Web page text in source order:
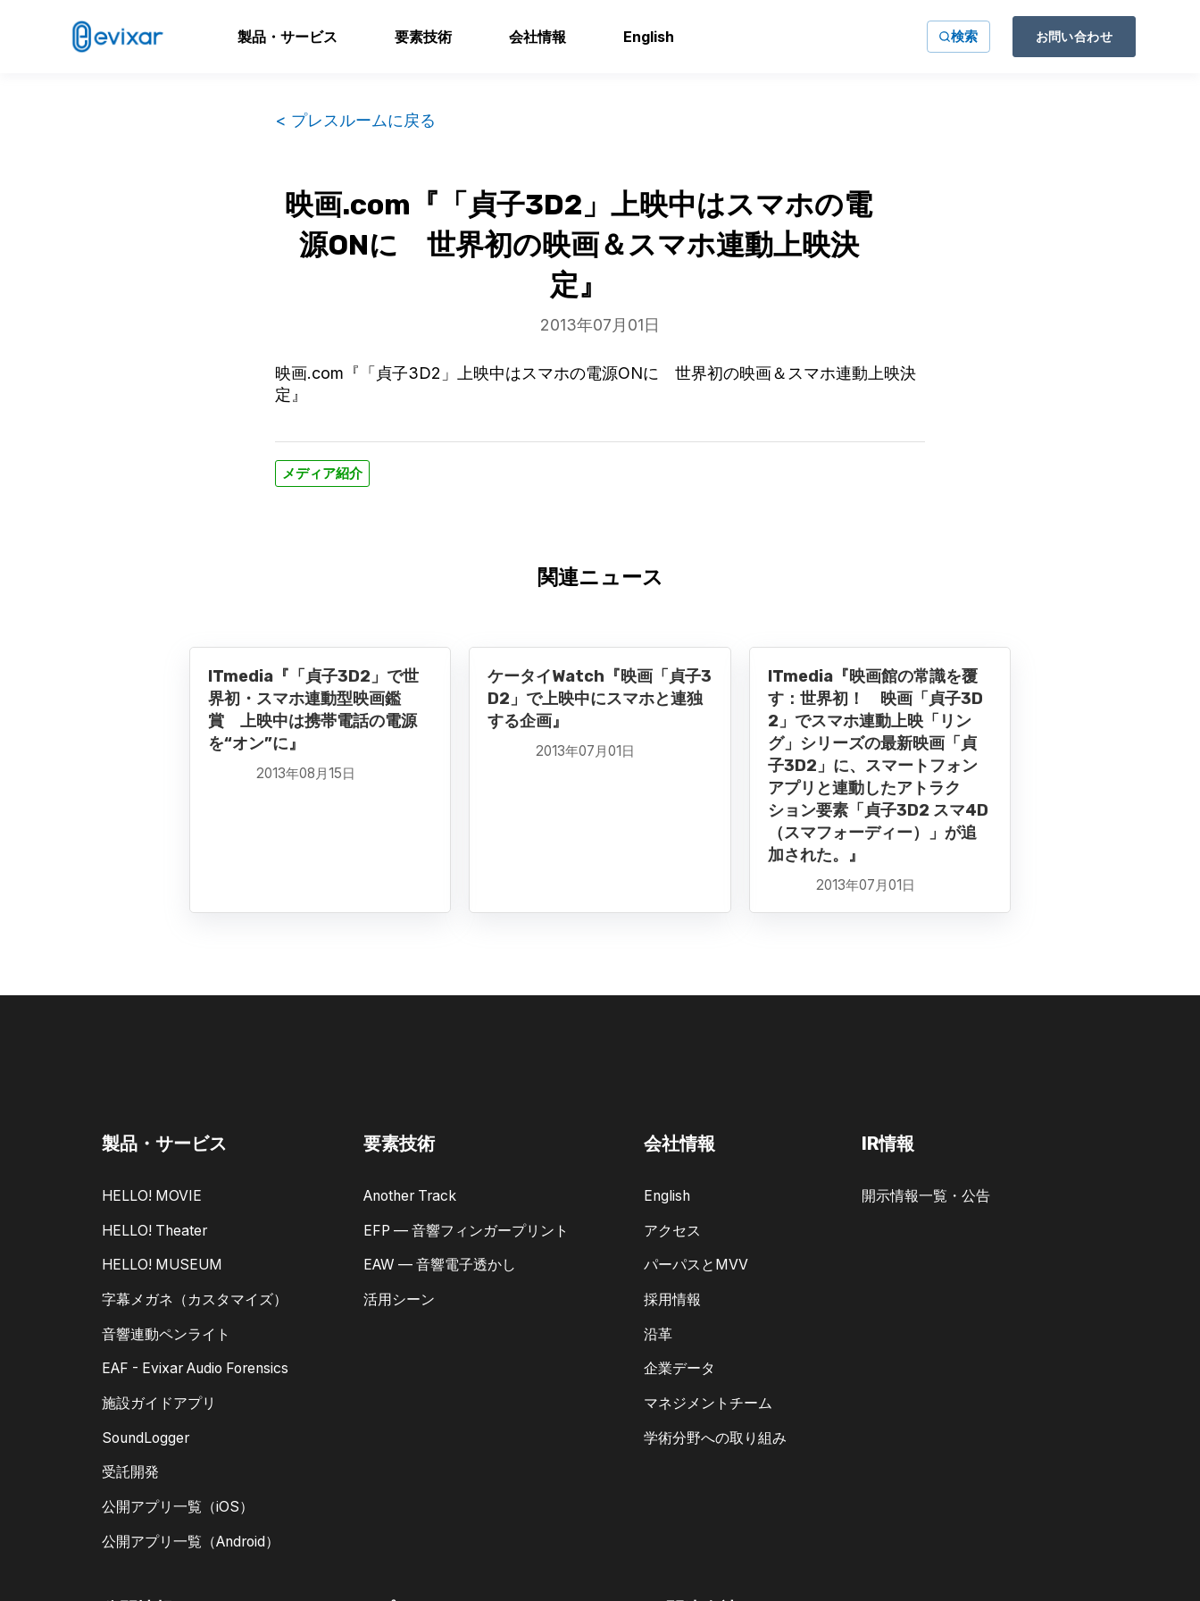
製品・サービス 要素技術 会社情報 English 検索 お問い合わせ
< プレスルームに戻る
映画.com『「貞子3D2」上映中はスマホの電
源ONに 世界初の映画＆スマホ連動上映決
定』
2013年07月01日
映画.com『「貞子3D2」上映中はスマホの電源ONに 世界初の映画＆スマホ連動上映決
定』
メディア紹介
関連ニュース
ITmedia『「貞子3D2」で世
界初・スマホ連動型映画鑑
賞 上映中は携帯電話の電源
を“オン”に』
2013年08月15日
ケータイWatch『映画「貞子3
D2」で上映中にスマホと連独
する企画』
2013年07月01日
ITmedia『映画館の常識を覆
す：世界初！ 映画「貞子3D
2」でスマホ連動上映「リン
グ」シリーズの最新映画「貞
子3D2」に、スマートフォン
アプリと連動したアトラク
ション要素「貞子3D2 スマ4D
（スマフォーディー）」が追
加された。』
2013年07月01日
製品・サービス
HELLO! MOVIE
HELLO! Theater
HELLO! MUSEUM
字幕メガネ（カスタマイズ）
音響連動ペンライト
EAF - Evixar Audio Forensics
施設ガイドアプリ
SoundLogger
受託開発
公開アプリ一覧（iOS）
公開アプリ一覧（Android）
要素技術
Another Track
EFP — 音響フィンガープリント
EAW — 音響電子透かし
活用シーン
会社情報
English
アクセス
パーパスとMVV
採用情報
沿革
企業データ
マネジメントチーム
学術分野への取り組み
IR情報
開示情報一覧・公告